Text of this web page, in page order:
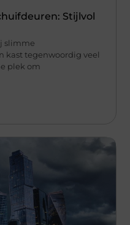
Stijlvol
slimme
kast tegenwoordig veel
plek om